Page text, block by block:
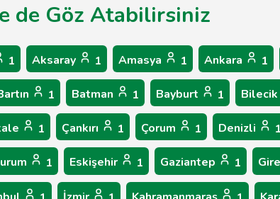
de Göz Atabilirsiniz
1 Aksaray 1 Amasya 1 Ankara 1
1 Batman 1 Bayburt 1 Bilecik
1 Çankırı 1 Çorum 1 Denizli 1
1 Eskişehir 1 Gaziantep 1